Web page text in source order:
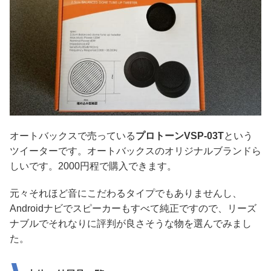
オートバックスで売っているプロトーンVSP-03Tという
ツイーターです。オートバックスのオリジナルブランドら
しいです。2000円程で購入できます。
元々それほど音にこだわるタイプでもありませんし、
Androidナビでスピーカーもすべて純正ですので、リーズ
ナブルでそれなりに評判が良さそうな物を選んでみまし
た。